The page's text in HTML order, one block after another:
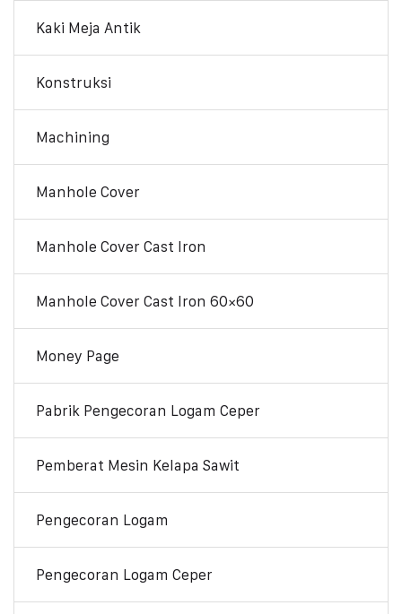
Kaki Meja Antik
Konstruksi
Machining
Manhole Cover
Manhole Cover Cast Iron
Manhole Cover Cast Iron 60×60
Money Page
Pabrik Pengecoran Logam Ceper
Pemberat Mesin Kelapa Sawit
Pengecoran Logam
Pengecoran Logam Ceper